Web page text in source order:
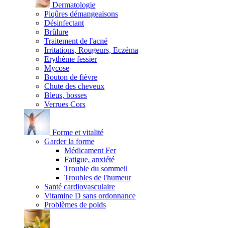
Dermatologie
Piqûres démangeaisons
Désinfectant
Brûlure
Traitement de l'acné
Irritations, Rougeurs, Eczéma
Erythème fessier
Mycose
Bouton de fièvre
Chute des cheveux
Bleus, bosses
Verrues Cors
Forme et vitalité
Garder la forme
Médicament Fer
Fatigue, anxiété
Trouble du sommeil
Troubles de l'humeur
Santé cardiovasculaire
Vitamine D sans ordonnance
Problèmes de poids